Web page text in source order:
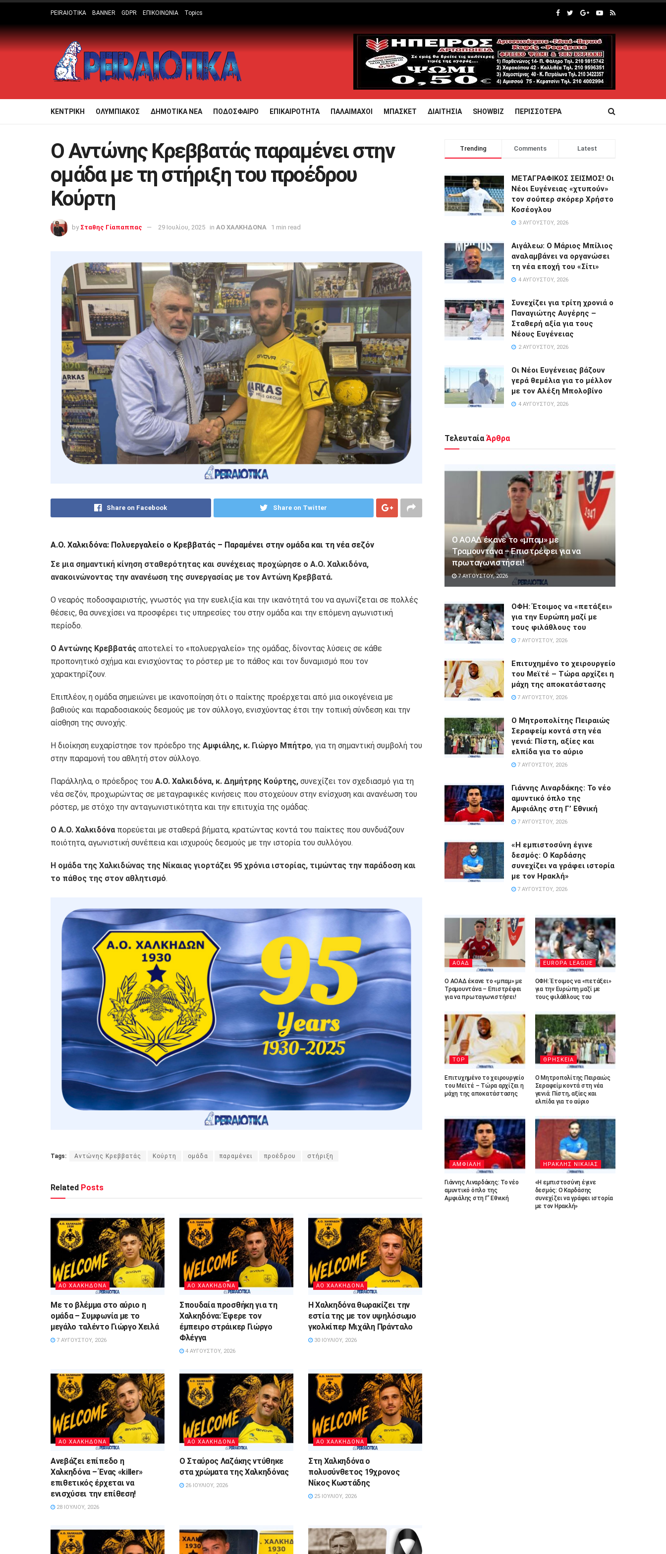
PEIRAIOTIKA BANNER GDPR ΕΠΙΚΟΙΝΩΝΙΑ Topics
ΚΕΝΤΡΙΚΗ ΟΛΥΜΠΙΑΚΟΣ ΔΗΜΟΤΙΚΑ ΝΕΑ ΠΟΔΟΣΦΑΙΡΟ ΕΠΙΚΑΙΡΟΤΗΤΑ ΠΑΛΑΙΜΑΧΟΙ ΜΠΑΣΚΕΤ ΔΙΑΙΤΗΣΙΑ SHOWBIZ ΠΕΡΙΣΣΟΤΕΡΑ
Ο Αντώνης Κρεββατάς παραμένει στην
ομάδα με τη στήριξη του προέδρου
Κούρτη
by Σταθης Γίαπαππας 29 Ιουλίου, 2025 in ΑΟ ΧΑΛΚΗΔΟΝΑ 1 min read
Share on Facebook Share on Twitter
A.O. Χαλκιδόνα: Πολυεργαλείο ο Κρεββατάς – Παραμένει στην ομάδα και τη νέα σεζόν
Σε μια σημαντική κίνηση σταθερότητας και συνέχειας προχώρησε ο A.O. Χαλκιδόνα,
ανακοινώνοντας την ανανέωση της συνεργασίας με τον Αντώνη Κρεββατά.
Ο νεαρός ποδοσφαιριστής, γνωστός για την ευελιξία και την ικανότητά του να αγωνίζεται σε πολλές
θέσεις, θα συνεχίσει να προσφέρει τις υπηρεσίες του στην ομάδα και την επόμενη αγωνιστική
περίοδο.
Ο Αντώνης Κρεββατάς αποτελεί το «πολυεργαλείο» της ομάδας, δίνοντας λύσεις σε κάθε
προπονητικό σχήμα και ενισχύοντας το ρόστερ με το πάθος και τον δυναμισμό που τον
χαρακτηρίζουν.
Επιπλέον, η ομάδα σημειώνει με ικανοποίηση ότι ο παίκτης προέρχεται από μια οικογένεια με
βαθιούς και παραδοσιακούς δεσμούς με τον σύλλογο, ενισχύοντας έτσι την τοπική σύνδεση και την
αίσθηση της συνοχής.
Η διοίκηση ευχαρίστησε τον πρόεδρο της Αμφιάλης, κ. Γιώργο Μπήτρο, για τη σημαντική συμβολή του
στην παραμονή του αθλητή στον σύλλογο.
Παράλληλα, ο πρόεδρος του A.O. Χαλκιδόνα, κ. Δημήτρης Κούρτης, συνεχίζει τον σχεδιασμό για τη
νέα σεζόν, προχωρώντας σε μεταγραφικές κινήσεις που στοχεύουν στην ενίσχυση και ανανέωση του
ρόστερ, με στόχο την ανταγωνιστικότητα και την επιτυχία της ομάδας.
Ο A.O. Χαλκιδόνα πορεύεται με σταθερά βήματα, κρατώντας κοντά του παίκτες που συνδυάζουν
ποιότητα, αγωνιστική συνέπεια και ισχυρούς δεσμούς με την ιστορία του συλλόγου.
Η ομάδα της Χαλκιδώνας της Νίκαιας γιορτάζει 95 χρόνια ιστορίας, τιμώντας την παράδοση και
το πάθος της στον αθλητισμό.
Tags: Αντώνης Κρεββατάς Κούρτη ομάδα παραμένει προέδρου στήριξη
Related Posts
ΑΟ ΧΑΛΚΗΔΟΝΑ
Με το βλέμμα στο αύριο η
ομάδα – Συμφωνία με το
μεγάλο ταλέντο Γιώργο Χειλά
7 ΑΥΓΟΎΣΤΟΥ, 2026
ΑΟ ΧΑΛΚΗΔΟΝΑ
Σπουδαία προσθήκη για τη
Χαλκηδόνα: Έφερε τον
έμπειρο στράικερ Γιώργο
Φλέγγα
4 ΑΥΓΟΎΣΤΟΥ, 2026
ΑΟ ΧΑΛΚΗΔΟΝΑ
Η Χαλκηδόνα θωρακίζει την
εστία της με τον υψηλόσωμο
γκολκίπερ Μιχάλη Πράνταλο
30 ΙΟΥΛΊΟΥ, 2026
ΑΟ ΧΑΛΚΗΔΟΝΑ
Ανεβάζει επίπεδο η
Χαλκηδόνα – Ένας «killer»
επιθετικός έρχεται να
ενισχύσει την επίθεση!
28 ΙΟΥΛΊΟΥ, 2026
ΑΟ ΧΑΛΚΗΔΟΝΑ
Ο Σταύρος Λαζάκης ντύθηκε
στα χρώματα της Χαλκηδόνας
26 ΙΟΥΛΊΟΥ, 2026
ΑΟ ΧΑΛΚΗΔΟΝΑ
Στη Χαλκηδόνα ο
πολυσύνθετος 19χρονος
Νίκος Κωστάδης
25 ΙΟΥΛΊΟΥ, 2026
Trending Comments Latest
ΜΕΤΑΓΡΑΦΙΚΟΣ ΣΕΙΣΜΟΣ! Οι
Νέοι Ευγένειας «χτυπούν»
τον σούπερ σκόρερ Χρήστο
Κοσέογλου
3 ΑΥΓΟΎΣΤΟΥ, 2026
Αιγάλεω: Ο Μάριος Μπίλιος
αναλαμβάνει να οργανώσει
τη νέα εποχή του «Σίτι»
4 ΑΥΓΟΎΣΤΟΥ, 2026
Συνεχίζει για τρίτη χρονιά ο
Παναγιώτης Αυγέρης –
Σταθερή αξία για τους
Νέους Ευγένειας
2 ΑΥΓΟΎΣΤΟΥ, 2026
Οι Νέοι Ευγένειας βάζουν
γερά θεμέλια για το μέλλον
με τον Αλέξη Μπολοβίνο
4 ΑΥΓΟΎΣΤΟΥ, 2026
Τελευταία Άρθρα
Ο ΑΟΑΔ έκανε το «μπαμ» με
Τραμουντάνα – Επιστρέφει για να
πρωταγωνιστήσει!
7 ΑΥΓΟΎΣΤΟΥ, 2026
ΟΦΗ: Έτοιμος να «πετάξει»
για την Ευρώπη μαζί με
τους φιλάθλους του
7 ΑΥΓΟΎΣΤΟΥ, 2026
Επιτυχημένο το χειρουργείο
του Μεϊτέ – Τώρα αρχίζει η
μάχη της αποκατάστασης
7 ΑΥΓΟΎΣΤΟΥ, 2026
Ο Μητροπολίτης Πειραιώς
Σεραφείμ κοντά στη νέα
γενιά: Πίστη, αξίες και
ελπίδα για το αύριο
7 ΑΥΓΟΎΣΤΟΥ, 2026
Γιάννης Λιναρδάκης: Το νέο
αμυντικό όπλο της
Αμφιάλης στη Γ’ Εθνική
7 ΑΥΓΟΎΣΤΟΥ, 2026
«Η εμπιστοσύνη έγινε
δεσμός: Ο Καρδάσης
συνεχίζει να γράφει ιστορία
με τον Ηρακλή»
7 ΑΥΓΟΎΣΤΟΥ, 2026
ΑΟΑΔ
Ο ΑΟΑΔ έκανε το «μπαμ» με
Τραμουντάνα – Επιστρέφει
για να πρωταγωνιστήσει!
EUROPA LEAGUE
ΟΦΗ: Έτοιμος να «πετάξει»
για την Ευρώπη μαζί με
τους φιλάθλους του
TOP
Επιτυχημένο το χειρουργείο
του Μεϊτέ – Τώρα αρχίζει η
μάχη της αποκατάστασης
ΘΡΗΣΚΕΙΑ
Ο Μητροπολίτης Πειραιώς
Σεραφείμ κοντά στη νέα
γενιά: Πίστη, αξίες και
ελπίδα για το αύριο
ΑΜΦΙΑΛΗ
Γιάννης Λιναρδάκης: Το νέο
αμυντικό όπλο της
Αμφιάλης στη Γ’ Εθνική
ΗΡΑΚΛΗΣ ΝΙΚΑΙΑΣ
«Η εμπιστοσύνη έγινε
δεσμός: Ο Καρδάσης
συνεχίζει να γράφει ιστορία
με τον Ηρακλή»